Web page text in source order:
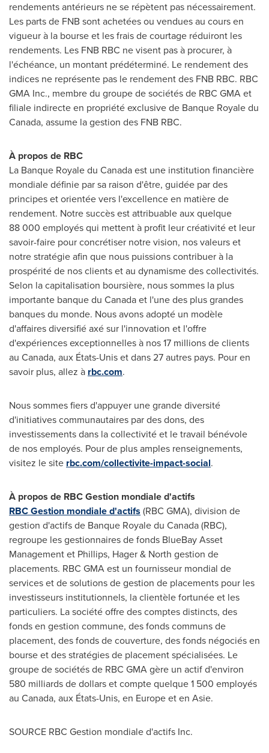
rendements antérieurs ne se répètent pas nécessairement.
Les parts de FNB sont achetées ou vendues au cours en
vigueur à la bourse et les frais de courtage réduiront les
rendements. Les FNB RBC ne visent pas à procurer, à
l'échéance, un montant prédéterminé. Le rendement des
indices ne représente pas le rendement des FNB RBC. RBC
GMA Inc., membre du groupe de sociétés de RBC GMA et
filiale indirecte en propriété exclusive de Banque Royale du
Canada, assume la gestion des FNB RBC.
À propos de RBC
La Banque Royale du Canadaest une institution financière
mondiale définie par sa raison d'être, guidée par des
principes et orientée vers l'excellence en matière de
rendement. Notre succès est attribuable aux quelque
88 000 employés qui mettent à profit leur créativité et leur
savoir-faire pour concrétiser notre vision, nos valeurs et
notre stratégie afin que nous puissions contribuer à la
prospérité de nos clients et au dynamisme des collectivités.
Selon lacapitalisation boursière, nous sommes la plus
importante banque du Canadaet l'une des plus grandes
banques du monde. Nous avons adopté un modèle
d'affaires diversifié axé sur l'innovation et l'offre
d'expériences exceptionnelles à nos 17 millions de clients
au Canada, aux États-Unis et dans 27 autres pays. Pour en
savoir plus, allez à rbc.com.‎
Nous sommes fiers d'appuyer une grande diversité
d'initiatives communautaires par des dons, des
investissements dans la collectivité et le travail bénévole
de nos employés. Pour de plus amples renseignements,
visitez le site rbc.com/collectivite-impact-social.
À propos de RBC Gestion mondiale d'actifs
RBC Gestion mondiale d'actifs (RBC GMA), division de
gestion d'actifs de Banque Royale du Canada(RBC),
regroupe les gestionnaires de fonds BlueBay Asset
Management et Phillips, Hager & North gestion de
placements. RBC GMA est un fournisseur mondial de
services et de solutions de gestion de placements pour les
investisseurs institutionnels, la clientèle fortunée et les
particuliers. La société offre des comptes distincts, des
fonds en gestion commune, des fonds communs de
placement, des fonds de couverture, des fonds négociés en
bourse et des stratégies de placement spécialisées. Le
groupe de sociétés de RBC GMA gère un actif d'environ
580 milliards de dollars et compte quelque 1 500 employés
au Canada, aux États-Unis, en Europeet en Asie.
SOURCE RBC Gestion mondiale d'actifs Inc.